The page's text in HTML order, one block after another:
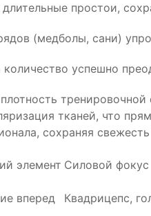
простои,
(медболы, сани)
успешно
тканей, что
сохраняя свежесть
элемент Силовой фокус
вперед Квадрицепс,